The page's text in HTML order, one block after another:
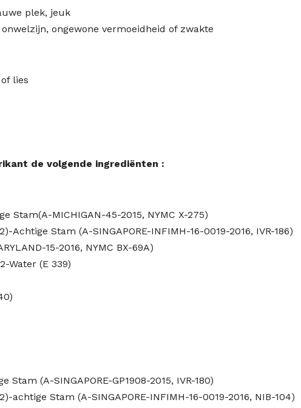
plek, jeuk
ongewone vermoeidheid of zwakte
lies
de volgende ingrediënten :
Stam(A-MICHIGAN-45-2015, NYMC X-275)
Achtige Stam (A-SINGAPORE-INFIMH-16-0019-2016, IVR-186)
15-2016, NYMC BX-69A)
Water (E 339)
(A-SINGAPORE-GP1908-2015, IVR-180)
achtige Stam (A-SINGAPORE-INFIMH-16-0019-2016, NIB-104)